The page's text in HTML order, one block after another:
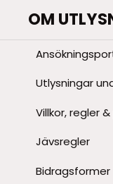
OM
Utlysningar
Villkor, regler
Jävsregler
Bidragsformer